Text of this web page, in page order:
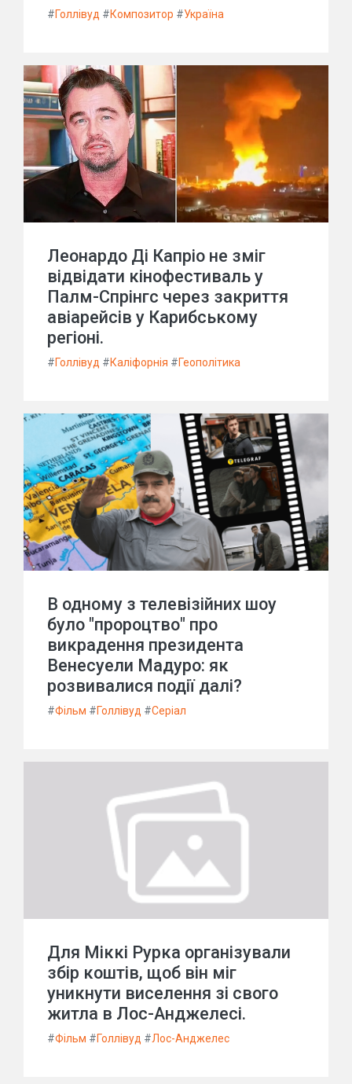
#Голлівуд #Композитор #Україна
Леонардо Ді Капріо не зміг
відвідати кінофестиваль у
Палм-Спрінгс через закриття
авіарейсів у Карибському
регіоні.
#Голлівуд #Каліфорнія #Геополітика
В одному з телевізійних шоу
було "пророцтво" про
викрадення президента
Венесуели Мадуро: як
розвивалися події далі?
#Фільм #Голлівуд #Серіал
Для Міккі Рурка організували
збір коштів, щоб він міг
уникнути виселення зі свого
житла в Лос-Анджелесі.
#Фільм #Голлівуд #Лос-Анджелес